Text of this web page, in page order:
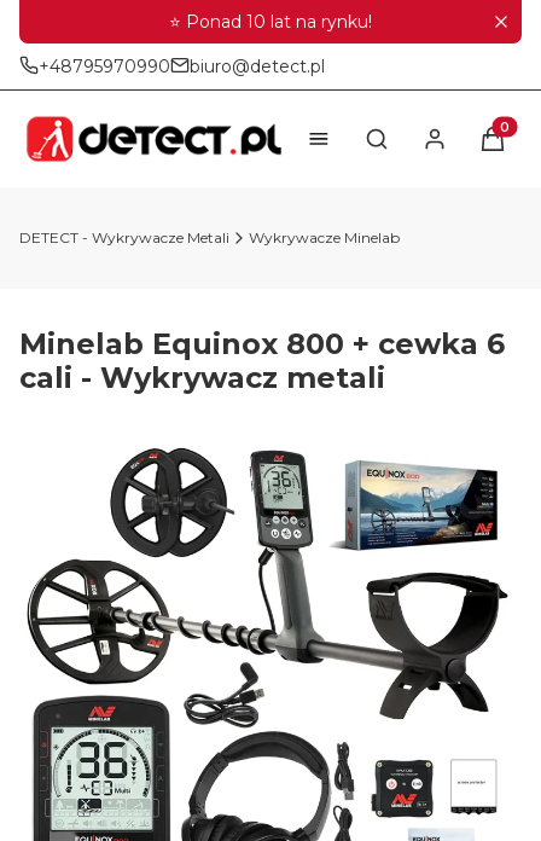
⭐ Ponad 10 lat na rynku!
+48795970990 biuro@detect.pl
Otwórz
DETECT - Wykrywacze Metali Wykrywacze Minelab
Minelab Equinox 800 + cewka 6
cali - Wykrywacz metali